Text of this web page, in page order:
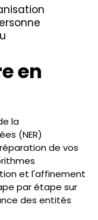
en
la
(NER)
de vos
et l'affinement
par étape sur
des entités